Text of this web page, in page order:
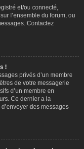
et/ou connecté,
l’ensemble du forum, ou
Contactez
!
privés d’un membre
de votre messagerie
d’un membre en
Ce dernier a la
des messages